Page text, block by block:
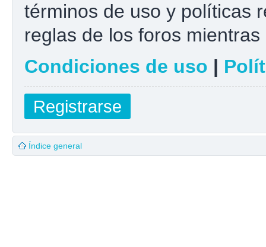
términos de uso y políticas
reglas de los foros
Condiciones de uso |
Registrarse
Índice general